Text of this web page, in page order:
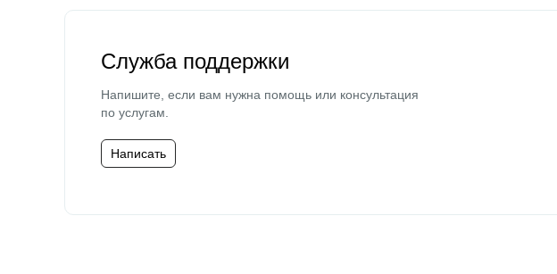
Служба поддержки
Напишите, если вам нужна помощь или консультация
по услугам.
Написать